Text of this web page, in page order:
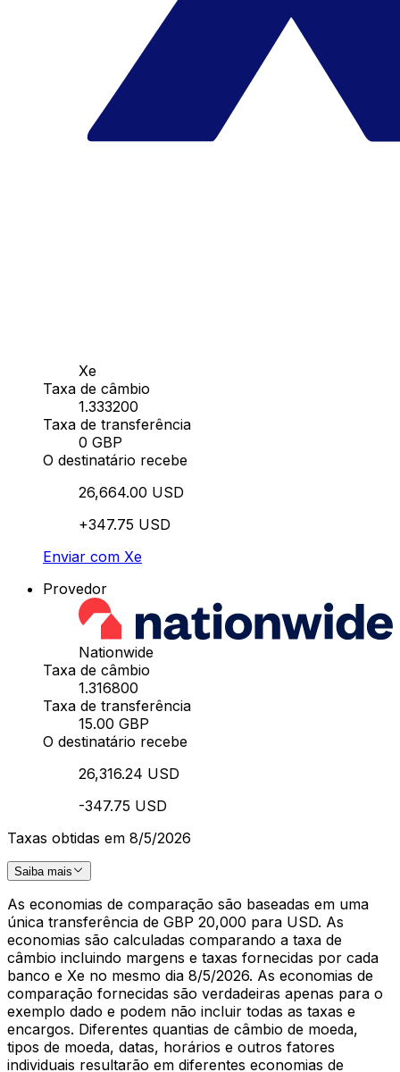
Xe
Taxa de câmbio
1.333200
Taxa de transferência
0 GBP
O destinatário recebe
26,664.00 USD
+347.75 USD
Enviar com Xe
Provedor
Nationwide
Taxa de câmbio
1.316800
Taxa de transferência
15.00 GBP
O destinatário recebe
26,316.24 USD
-347.75 USD
Taxas obtidas em 8/5/2026
Saiba mais
As economias de comparação são baseadas em uma
única transferência de GBP 20,000 para USD. As
economias são calculadas comparando a taxa de
câmbio incluindo margens e taxas fornecidas por cada
banco e Xe no mesmo dia 8/5/2026. As economias de
comparação fornecidas são verdadeiras apenas para o
exemplo dado e podem não incluir todas as taxas e
encargos. Diferentes quantias de câmbio de moeda,
tipos de moeda, datas, horários e outros fatores
individuais resultarão em diferentes economias de